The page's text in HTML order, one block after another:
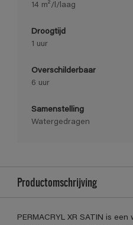
14 m²/l/laag
Droogtijd
1 uur
Overschilderbaar
6 uur
Samenstelling
Watergedragen
Productomschrijving
PERMACRYL XR SATIN is